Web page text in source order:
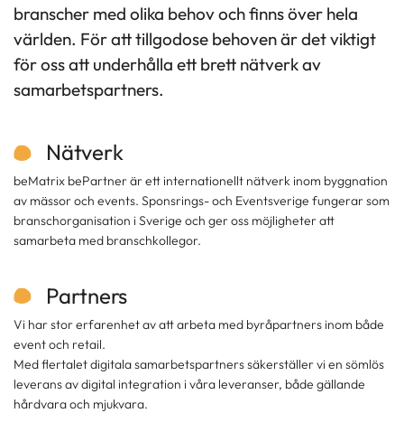
branscher med olika behov och finns över hela
världen. För att tillgodose behoven är det viktigt
för oss att underhålla ett brett nätverk av
samarbetspartners.
Nätverk
beMatrix bePartner är ett internationellt nätverk inom byggnation
av mässor och events. Sponsrings- och Eventsverige fungerar som
branschorganisation i Sverige och ger oss möjligheter att
samarbeta med branschkollegor.
Partners
Vi har stor erfarenhet av att arbeta med byråpartners inom både
event och retail.
Med flertalet digitala samarbetspartners säkerställer vi en sömlös
leverans av digital integration i våra leveranser, både gällande
hårdvara och mjukvara.